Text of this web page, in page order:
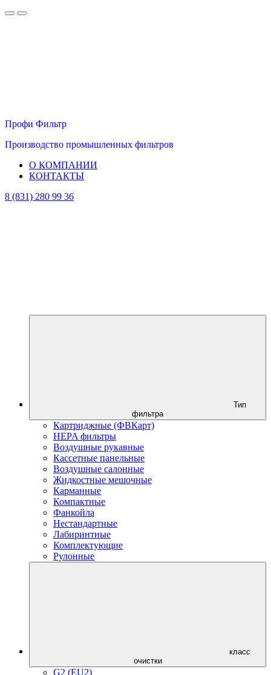
Профи Фильтр
Производство промышленных фильтров
О КОМПАНИИ
КОНТАКТЫ
8 (831) 280 99 36
фильтра
Картриджные (ФВКарт)
HEPA фильтры
Воздушные рукавные
Кассетные панельные
Воздушные салонные
Жидкостные мешочные
Карманные
Компактные
Фанкойла
Нестандартные
Лабиринтные
Комплектующие
Рулонные
очистки
G2 (EU2)